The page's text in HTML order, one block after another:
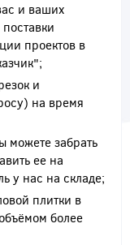
и ваших
проектов в
и
на время
можете забрать
ее на
у нас на складе;
плитки в
более